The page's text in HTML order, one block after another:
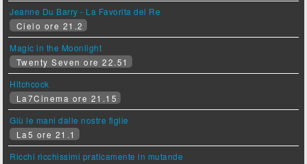
Jeanne Du Barry - La Favorita del Re
Cielo ore 21.2
Magic in the Moonlight
Twenty Seven ore 22.51
Hitchcock
La7Cinema ore 21.15
Giù le mani dalle nostre figlie
La5 ore 21.1
Ricchi ricchissimi praticamente in mutande